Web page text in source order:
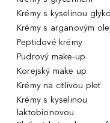
Krémy s kyselinou
Krémy s arganovým
Peptidové krémy
Pudrový make-up
Korejský make up
Krémy na citlivou pleť
Krémy s kyselinou
laktobionovou